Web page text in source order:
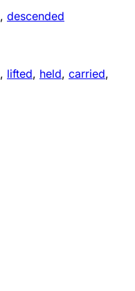
, descended
, lifted, held, carried,